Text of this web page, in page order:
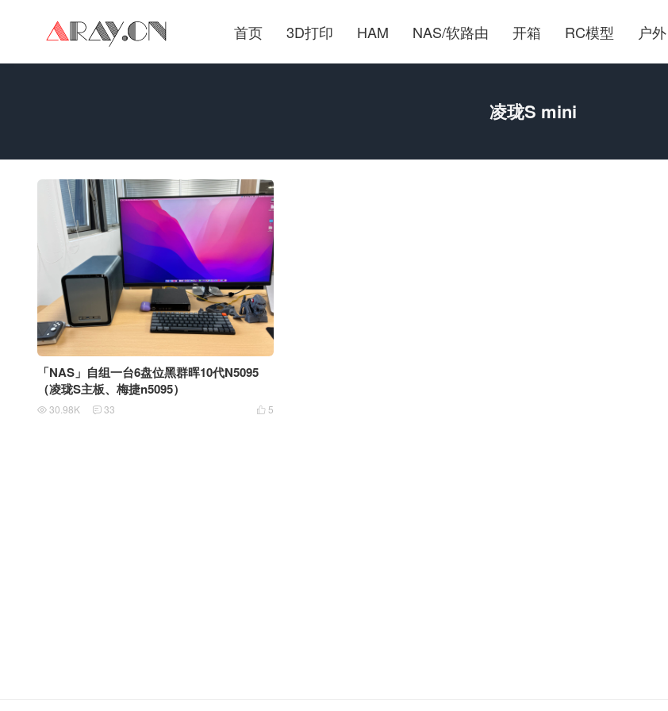
首页 3D打印 HAM NAS/软路由 开箱 RC模型 户外
凌珑S mini
「NAS」自组一台6盘位黑群晖10代N5095
（凌珑S主板、梅捷n5095）
 5
 30.98K  33